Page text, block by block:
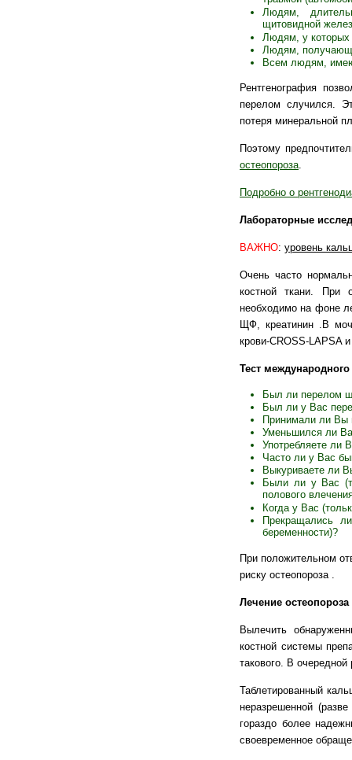
Людям,
щитовидной
Людям, у которых
Людям,
Всем людям,
Рентгенография
перелом случился.
потеря минеральной
Поэтому
остеопороза
Подробно о
Лабораторные
ВАЖНО: уровень
Очень часто
костной ткани. При
необходимо на фоне
ЩФ, креатинин .В
крови-CROSS-LAPSA
Тест
Был ли перелом
Был ли у Вас
Принимали ли Вы
Уменьшился ли
Употребляете ли
Часто ли у Вас
Выкуриваете ли
Были ли у Вас
полового
Когда у Вас
Прекращались
беременности)?
При положительном
риску остеопороза .
Лечение остеопороза
Вылечить
костной системы
такового. В
Таблетированный
неразрешенной
гораздо более
своевременное